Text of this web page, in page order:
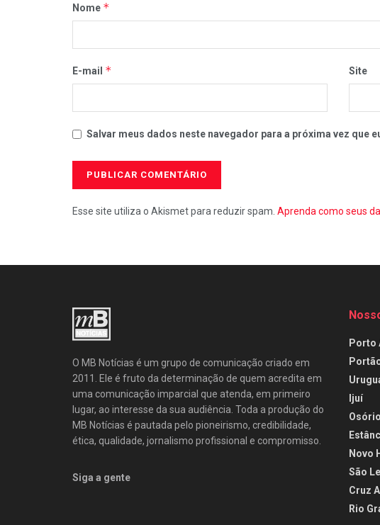
Nome *
E-mail * Site
Salvar meus dados neste navegador para a próxima vez que
Esse site utiliza o Akismet para reduzir spam. Aprenda como seus
O MB Notícias é um grupo de comunicação criado em
2011. Ele é fruto da determinação de quem acredita em
uma comunicação imparcial que atenda, em primeiro
lugar, ao interesse da sua audiência. Toda a produção do
MB Notícias é pautada pelo pioneirismo, credibilidade,
ética, qualidade, jornalismo profissional e compromisso.
Siga a gente
Porto
Ijuí
Osório
Novo
São
Cruz
Rio